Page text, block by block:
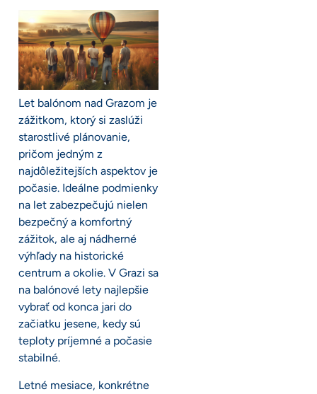
Let balónom nad Grazom je
zážitkom, ktorý si zaslúži
starostlivé plánovanie,
pričom jedným z
najdôležitejších aspektov je
počasie. Ideálne podmienky
na let zabezpečujú nielen
bezpečný a komfortný
zážitok, ale aj nádherné
výhľady na historické
centrum a okolie. V Grazi sa
na balónové lety najlepšie
vybrať od konca jari do
začiatku jesene, kedy sú
teploty príjemné a počasie
stabilné.
Letné mesiace, konkrétne